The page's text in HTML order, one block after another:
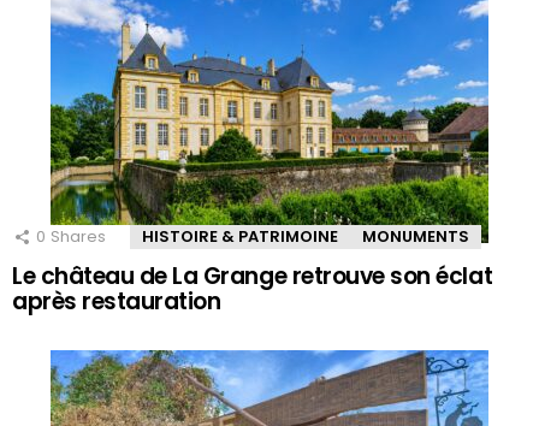
0 Shares HISTOIRE & PATRIMOINE MONUMENTS
Le château de La Grange retrouve son éclat
après restauration